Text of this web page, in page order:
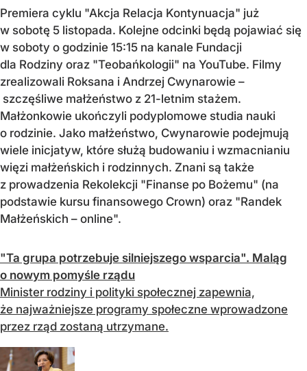
Premiera cyklu "Akcja Relacja Kontynuacja" już
w sobotę 5 listopada. Kolejne odcinki będą pojawiać się
w soboty o godzinie 15:15 na kanale Fundacji
dla Rodziny oraz "Teobańkologii" na YouTube. Filmy
zrealizowali Roksana i Andrzej Cwynarowie –
szczęśliwe małżeństwo z 21-letnim stażem.
Małżonkowie ukończyli podyplomowe studia nauki
o rodzinie. Jako małżeństwo, Cwynarowie podejmują
wiele inicjatyw, które służą budowaniu i wzmacnianiu
więzi małżeńskich i rodzinnych. Znani są także
z prowadzenia Rekolekcji "Finanse po Bożemu" (na
podstawie kursu finansowego Crown) oraz "Randek
Małżeńskich – online".
"Ta grupa potrzebuje silniejszego wsparcia". Maląg
o nowym pomyśle rządu
Minister rodziny i polityki społecznej zapewnia,
że najważniejsze programy społeczne wprowadzone
przez rząd zostaną utrzymane.